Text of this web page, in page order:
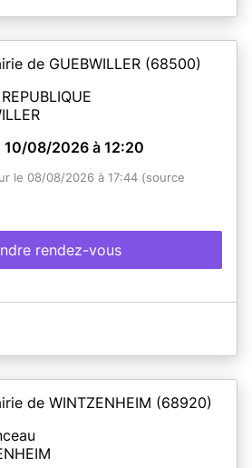
de GUEBWILLER (68500)
10/08/2026 à 12:20
le 08/08/2026 à 17:44 (source
rendez-vous
de WINTZENHEIM (68920)